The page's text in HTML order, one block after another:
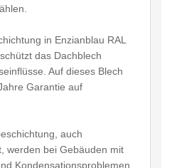
in Enzianblau RAL
das Dachblech
Auf dieses Blech
Garantie auf
auch
werden bei Gebäuden mit
Kondensationsproblemen